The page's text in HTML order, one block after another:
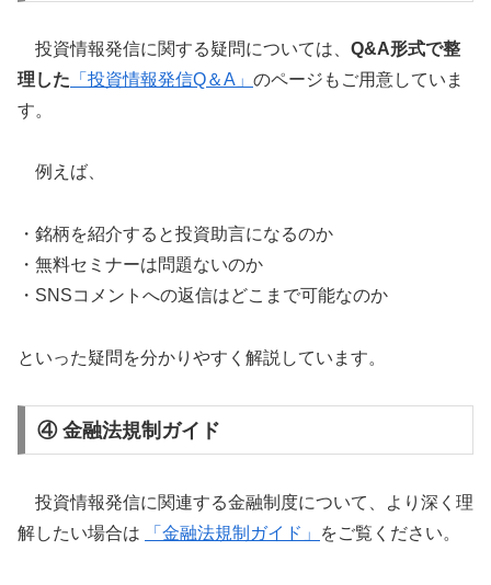
投資情報発信に関する疑問については、 Q&A形式で整
理した 「投資情報発信Q＆A」 のページもご用意していま
す。
例えば、
・銘柄を紹介すると投資助言になるのか
・無料セミナーは問題ないのか
・SNSコメントへの返信はどこまで可能なのか
といった疑問を分かりやすく解説しています。
④ 金融法規制ガイド
投資情報発信に関連する金融制度について、より深く理
解したい場合は
「金融法規制ガイド」 をご覧ください。